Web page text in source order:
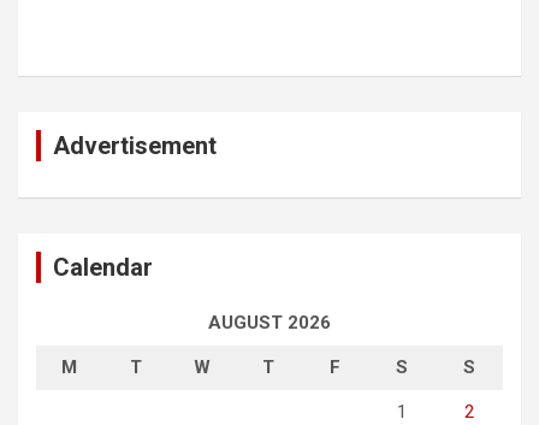
Advertisement
Calendar
AUGUST 2026
M T W T F S S
1 2